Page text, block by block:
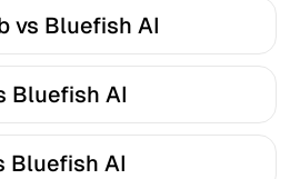
vs Bluefish AI
Bluefish AI
Bluefish AI